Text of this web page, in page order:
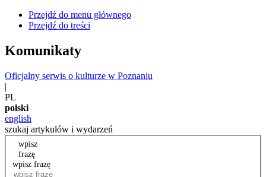
Przejdź do menu głównego
Przejdź do treści
Komunikaty
Oficjalny serwis o kulturze w Poznaniu
|
PL
polski
english
szukaj artykułów i wydarzeń
wpisz
frazę
wpisz frazę